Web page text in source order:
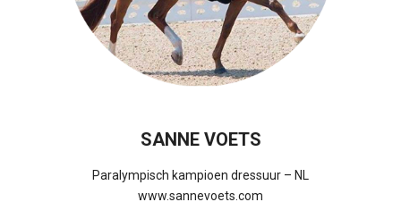
SANNE VOETS
Paralympisch kampioen dressuur – NL
www.sannevoets.com